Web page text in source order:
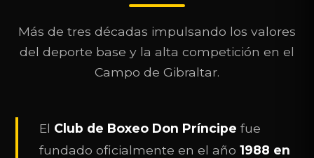
Más de tres décadas impulsando los valores
del deporte base y la alta competición en el
Campo de Gibraltar.
El Club de Boxeo Don Príncipe fue
fundado oficialmente en el año1988 en